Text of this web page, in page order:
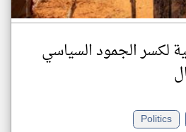
لكسر الجمود السياسي
Politics